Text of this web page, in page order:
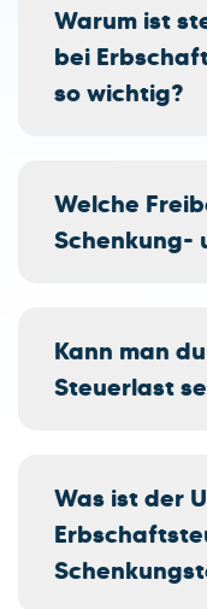
Warum ist
bei
so wichtig?
Welche
Schenkung-
Kann man
Steuerlast
Was ist der